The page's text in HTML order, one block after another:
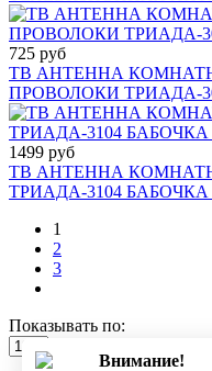
725 руб
ТВ АНТЕННА
ПРОВОЛОКИ TРИАДА-
1499 руб
ТВ АНТЕННА
ТРИАДА-3104
1
2
3
Показывать по:
Внимание!